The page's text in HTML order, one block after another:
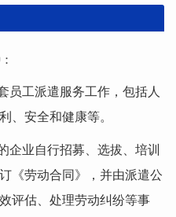
员工派遣服务工作，包括人
、安全和健康等。
企业自行招募、选拔、培训
《劳动合同》，并由派遣公
评估、处理劳动纠纷等事